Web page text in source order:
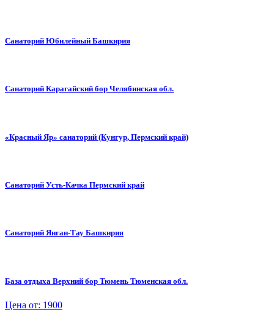
Санаторий Юбилейный Башкирия
Санаторий Карагайский бор Челябинская обл.
«Красный Яр» санаторий (Кунгур, Пермский край)
Санаторий Усть-Качка Пермский край
Санаторий Янган-Тау Башкирия
База отдыха Верхний бор Тюмень Тюменская обл.
Цена от: 1900